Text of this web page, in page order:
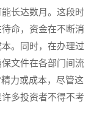
长达数月。这段时
命，资金在不断消
。同时，在办理过
文件在各部门间流
力或成本，尽管这
多投资者不得不考